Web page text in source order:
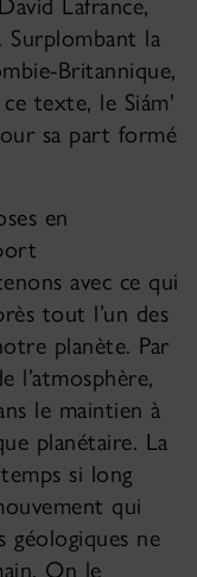
Lafrance,
Surplombant la
Britannique,
texte, le Siám'
sa part formé
en
avec ce qui
tout l’un des
planète. Par
l’atmosphère,
le maintien à
planétaire. La
si long
qui
géologiques ne
On le